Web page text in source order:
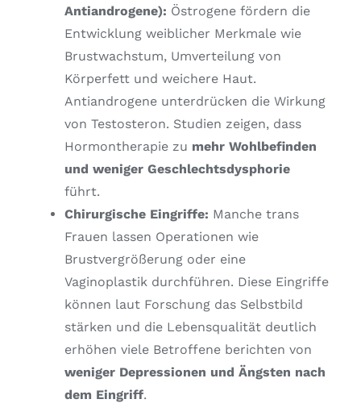
Antiandrogene): Östrogene fördern die
Entwicklung weiblicher Merkmale wie
Brustwachstum, Umverteilung von
Körperfett und weichere Haut.
Antiandrogene unterdrücken die Wirkung
von Testosteron. Studien zeigen, dass
Hormontherapie zu mehr Wohlbefinden
und weniger Geschlechtsdysphorie
führt.
Chirurgische Eingriffe: Manche trans
Frauen lassen Operationen wie
Brustvergrößerung oder eine
Vaginoplastik durchführen. Diese Eingriffe
können laut Forschung das Selbstbild
stärken und die Lebensqualität deutlich
erhöhen viele Betroffene berichten von
weniger Depressionen und Ängsten nach
dem Eingriff.